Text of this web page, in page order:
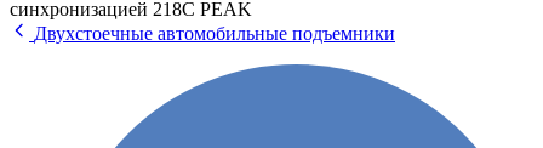
синхронизацией 218С PEAK
Двухстоечные автомобильные подъемники